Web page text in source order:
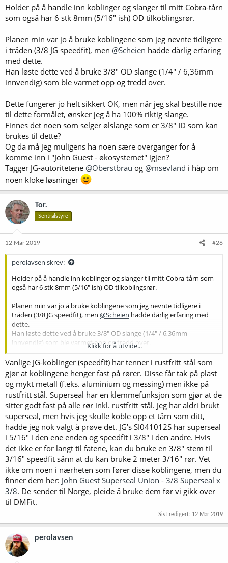
Holder på å handle inn koblinger og slanger til mitt Cobra-tårn
som også har 6 stk 8mm (5/16" ish) OD tilkoblingsrør.
Planen min var jo å bruke koblingene som jeg nevnte tidligere
i tråden (3/8 JG speedfit), men @Scheien hadde dårlig erfaring
med dette.
Han løste dette ved å bruke 3/8" OD slange (1/4" / 6,36mm
innvendig) som ble varmet opp og tredd over.
Dette fungerer jo helt sikkert OK, men når jeg skal bestille noe
til dette formålet, ønsker jeg å ha 100% riktig slange.
Finnes det noen som selger ølslange som er 3/8" ID som kan
brukes til dette?
Og da må jeg muligens ha noen sære overganger for å
komme inn i "John Guest - økosystemet" igjen?
Tagger JG-autoritetene @Oberstbräu og @msevland i håp om
noen kloke løsninger
Tor.
Sentralstyre
12 Mar 2019 #26
perolavsen skrev:
Holder på å handle inn koblinger og slanger til mitt Cobra-tårn som
også har 6 stk 8mm (5/16" ish) OD tilkoblingsrør.
Planen min var jo å bruke koblingene som jeg nevnte tidligere i
tråden (3/8 JG speedfit), men @Scheien hadde dårlig erfaring med
dette.
Han løste dette ved å bruke 3/8" OD slange (1/4" / 6,36mm
innvendig) som ble varmet opp og tredd over.
Dette fungerer jo helt sikkert OK, men når jeg skal bestille noe til
dette formålet, ønsker jeg å ha 100% riktig slange.
Finnes det noen som selger ølslange som er 3/8" ID som kan brukes
til dette?
Og da må jeg muligens ha noen sære overganger for å komme inn i
"John Guest - økosystemet" igjen?
Tagger JG-autoritetene@Oberstbräuog@msevlandi håp om noen
kloke løsninger
Klikk for å utvide...
Vanlige JG-koblinger (speedfit) har tenner i rustfritt stål som
gjør at koblingene henger fast på rører. Disse får tak på plast
og mykt metall (f.eks. aluminium og messing) men ikke på
rustfritt stål. Superseal har en klemmefunksjon som gjør at de
sitter godt fast på alle rør inkl. rustfritt stål. Jeg har aldri brukt
superseal, men hvis jeg skulle koble opp et tårn som ditt,
hadde jeg nok valgt å prøve det. JG's SI041012S har superseal
i 5/16" i den ene enden og speedfit i 3/8" i den andre. Hvis
det ikke er for langt til fatene, kan du bruke en 3/8" stem til
3/16" speedfit sånn at du kan bruke 2 meter 3/16" rør. Vet
ikke om noen i nærheten som fører disse koblingene, men du
finner dem her: John Guest Superseal Union - 3/8 Superseal x
3/8. De sender til Norge, pleide å bruke dem før vi gikk over
til DMFit.
Sist redigert: 12 Mar 2019
perolavsen